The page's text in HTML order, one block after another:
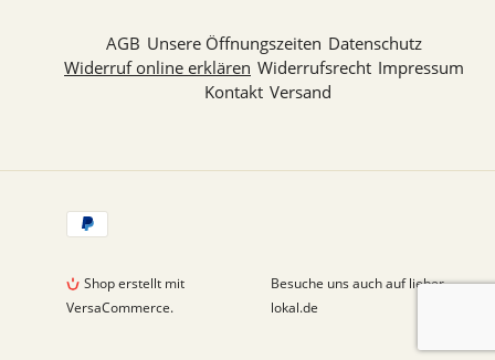
AGB Unsere Öffnungszeiten Datenschutz
Widerruf online erklären Widerrufsrecht Impressum
Kontakt Versand
Zahlungsarten
Shop erstellt mit
VersaCommerce.
Besuche uns auch auf lieber-
lokal.de